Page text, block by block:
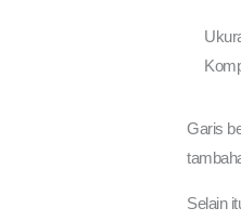
Garis
Selain